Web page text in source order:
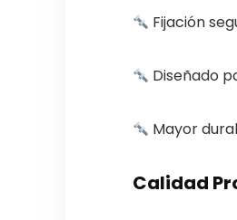
Fijación
Diseñado
Mayor
Calidad